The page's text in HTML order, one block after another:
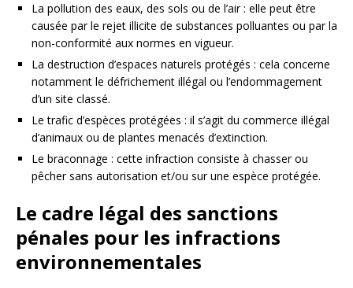
La pollution des eaux, des sols ou de l’air : elle peut être
causée par le rejet illicite de substances polluantes ou par la
non-conformité aux normes en vigueur.
La destruction d’espaces naturels protégés : cela concerne
notamment le défrichement illégal ou l’endommagement
d’un site classé.
Le trafic d’espèces protégées : il s’agit du commerce illégal
d’animaux ou de plantes menacés d’extinction.
Le braconnage : cette infraction consiste à chasser ou
pêcher sans autorisation et/ou sur une espèce protégée.
Le cadre légal des sanctions
pénales pour les infractions
environnementales